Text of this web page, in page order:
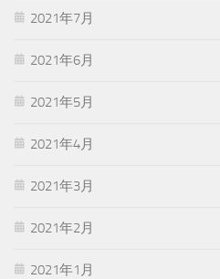
2021年7月
2021年6月
2021年5月
2021年4月
2021年3月
2021年2月
2021年1月